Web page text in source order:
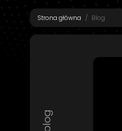
Strona główna Blog
blog